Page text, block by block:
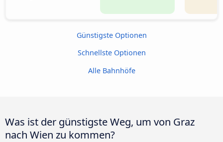
Günstigste Optionen
Schnellste Optionen
Alle Bahnhöfe
Was ist der günstigste Weg, um von Graz
nach Wien zu kommen?